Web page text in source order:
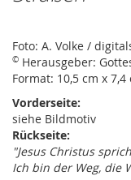
Foto: A. Volke /
© Herausgeber:
Format: 10,5 cm x 7,4
Vorderseite:
siehe Bildmotiv
Rückseite:
"Jesus Christus
Ich bin der Weg, die